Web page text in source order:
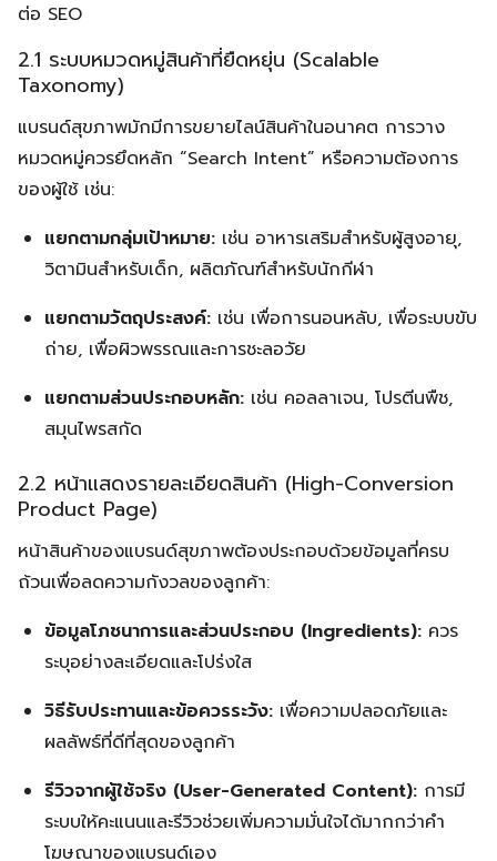
ต่อ SEO
2.1 ระบบหมวดหมู่สินค้าที่ยืดหยุ่น (Scalable
Taxonomy)
แบรนด์สุขภาพมักมีการขยายไลน์สินค้าในอนาคต การวาง
หมวดหมู่ควรยึดหลัก “Search Intent” หรือความต้องการ
ของผู้ใช้ เช่น:
แยกตามกลุ่มเป้าหมาย: เช่น อาหารเสริมสำหรับผู้สูงอายุ,
วิตามินสำหรับเด็ก, ผลิตภัณฑ์สำหรับนักกีฬา
แยกตามวัตถุประสงค์: เช่น เพื่อการนอนหลับ, เพื่อระบบขับ
ถ่าย, เพื่อผิวพรรณและการชะลอวัย
แยกตามส่วนประกอบหลัก: เช่น คอลลาเจน, โปรตีนพืช,
สมุนไพรสกัด
2.2 หน้าแสดงรายละเอียดสินค้า (High-Conversion
Product Page)
หน้าสินค้าของแบรนด์สุขภาพต้องประกอบด้วยข้อมูลที่ครบ
ถ้วนเพื่อลดความกังวลของลูกค้า:
ข้อมูลโภชนาการและส่วนประกอบ (Ingredients): ควร
ระบุอย่างละเอียดและโปร่งใส
วิธีรับประทานและข้อควรระวัง: เพื่อความปลอดภัยและ
ผลลัพธ์ที่ดีที่สุดของลูกค้า
รีวิวจากผู้ใช้จริง (User-Generated Content): การมี
ระบบให้คะแนนและรีวิวช่วยเพิ่มความมั่นใจได้มากกว่าคำ
โฆษณาของแบรนด์เอง